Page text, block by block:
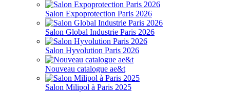
Salon Expoprotection Paris 2026
Salon Global Industrie Paris 2026
Salon Hyvolution Paris 2026
Nouveau catalogue ae&t
Salon Milipol à Paris 2025